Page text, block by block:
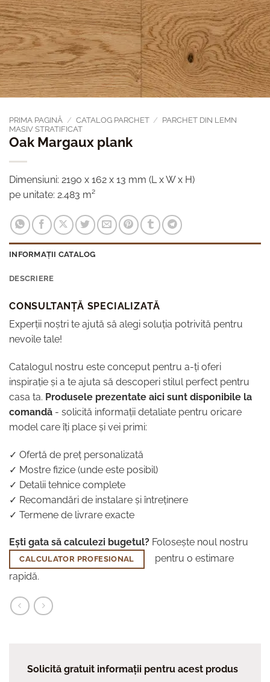
PRIMA PAGINĂ / CATALOG PARCHET / PARCHET DIN LEMN
MASIV STRATIFICAT
Oak Margaux plank
Dimensiuni: 2190 x 162 x 13 mm (L x W x H)
pe unitate: 2.483 m²
INFORMAȚII CATALOG
DESCRIERE
CONSULTANȚĂ SPECIALIZATĂ
Experții noștri te ajută să alegi soluția potrivită pentru
nevoile tale!
Catalogul nostru este conceput pentru a-ți oferi
inspirație și a te ajuta să descoperi stilul perfect pentru
casa ta. Produsele prezentate aici sunt disponibile la
comandă - solicită informații detaliate pentru oricare
model care îți place și vei primi:
✓ Ofertă de preț personalizată
✓ Mostre fizice (unde este posibil)
✓ Detalii tehnice complete
✓ Recomandări de instalare și întreținere
✓ Termene de livrare exacte
Ești gata să calculezi bugetul? Folosește noul nostru
CALCULATOR PROFESIONAL
pentru o estimare
rapidă.
Solicită gratuit informații pentru acest produs